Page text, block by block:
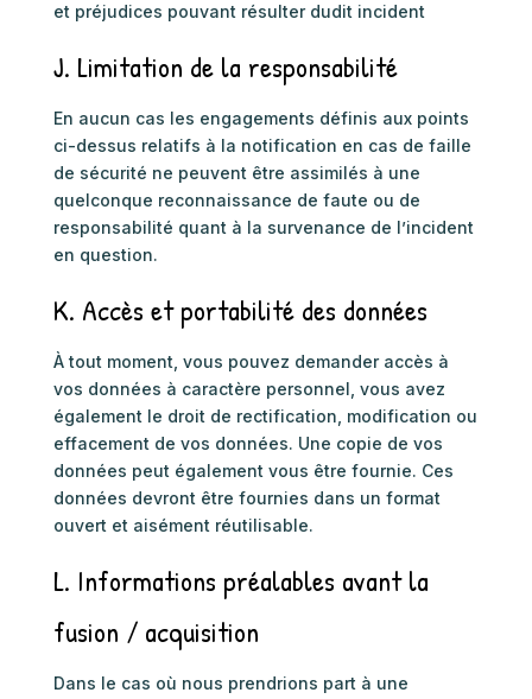
et préjudices pouvant résulter dudit incident
J. Limitation de la responsabilité
En aucun cas les engagements définis aux points
ci-dessus relatifs à la notification en cas de faille
de sécurité ne peuvent être assimilés à une
quelconque reconnaissance de faute ou de
responsabilité quant à la survenance de l’incident
en question.
K. Accès et portabilité des données
À tout moment, vous pouvez demander accès à
vos données à caractère personnel, vous avez
également le droit de rectification, modification ou
effacement de vos données. Une copie de vos
données peut également vous être fournie. Ces
données devront être fournies dans un format
ouvert et aisément réutilisable.
L. Informations préalables avant la
fusion / acquisition
Dans le cas où nous prendrions part à une